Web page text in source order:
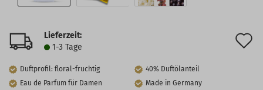
Lieferzeit:
1-3 Tage
Duftprofil: floral-fruchtig
40% Duftölanteil
Eau de Parfum für Damen
Made in Germany